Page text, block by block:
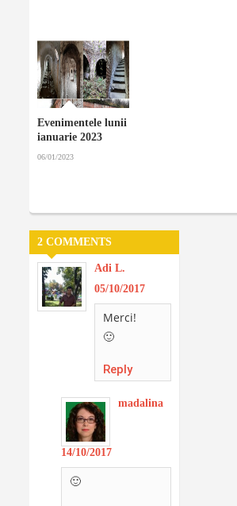
Evenimentele lunii
ianuarie 2023
06/01/2023
2 COMMENTS
Adi L.
05/10/2017
Merci!
🙂
Reply
madalina
14/10/2017
🙂